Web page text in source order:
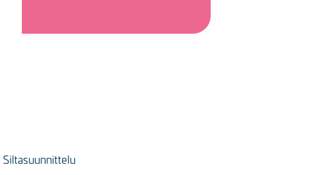
Siltasuunnittelu